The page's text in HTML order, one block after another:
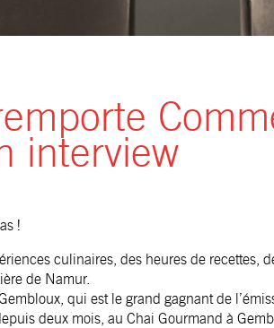
interview
!
culinaires, des heures de recettes,
de Namur.
qui est le grand gagnant de
deux mois, au Chai Gourmand à